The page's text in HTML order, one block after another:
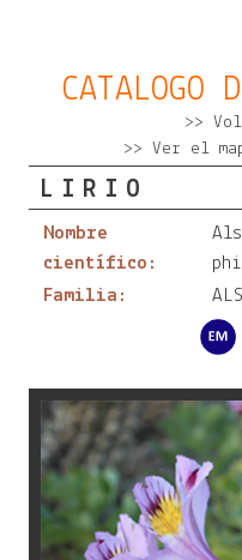
CATALOGO
>>
>> Ver el
LIRIO
Nombre
científico:
Familia: